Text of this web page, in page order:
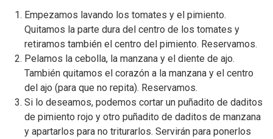
Empezamos lavando los tomates y el pimiento.
Quitamos la parte dura del centro de los tomates y
retiramos también el centro del pimiento. Reservamos.
Pelamos la cebolla, la manzana y el diente de ajo.
También quitamos el corazón a la manzana y el centro
del ajo (para que no repita). Reservamos.
Si lo deseamos, podemos cortar un puñadito de daditos
de pimiento rojo y otro puñadito de daditos de manzana
y apartarlos para no triturarlos. Servirán para ponerlos